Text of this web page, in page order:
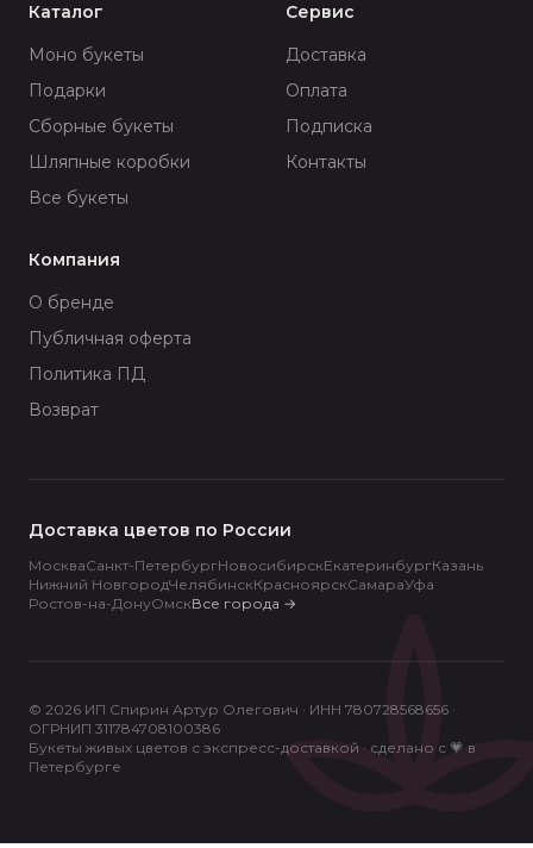
Каталог
Моно букеты
Подарки
Сборные букеты
Шляпные коробки
Все букеты
Сервис
Доставка
Оплата
Подписка
Контакты
Компания
О бренде
Публичная оферта
Политика ПД
Возврат
Доставка цветов по России
МоскваСанкт-ПетербургНовосибирскЕкатеринбургКазань
Нижний НовгородЧелябинскКрасноярскСамараУфа
Ростов-на-ДонуОмскВсе города →
© 2026 ИП Спирин Артур Олегович · ИНН 780728568656 ·
ОГРНИП 311784708100386
Букеты живых цветов с экспресс-доставкой · сделано с 💗 в
Петербурге